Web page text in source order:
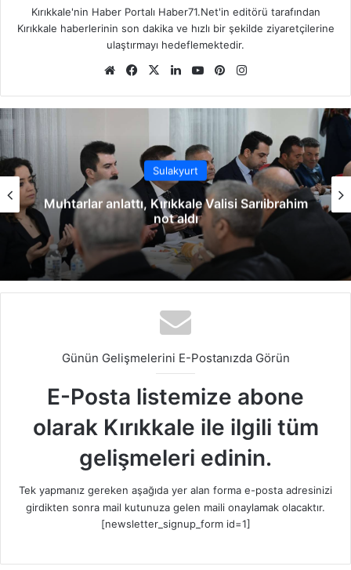
Kırıkkale'nin Haber Portalı Haber71.Net'in editörü tarafından
Kırıkkale haberlerinin son dakika ve hızlı bir şekilde ziyaretçilerine
ulaştırmayı hedeflemektedir.
We
sit
Fa
bo
X
Lin
dIn
Yo
ub
Pin
est ra
m
Sulakyurt
Muhtarlar anlattı, Kırıkkale Valisi Sarıibrahim
not aldı
Günün Gelişmelerini E-Postanızda Görün
E-Posta listemize abone
olarak Kırıkkale ile ilgili tüm
gelişmeleri edinin.
Tek yapmanız gereken aşağıda yer alan forma e-posta adresinizi
girdikten sonra mail kutunuza gelen maili onaylamak olacaktır.
[newsletter_signup_form id=1]